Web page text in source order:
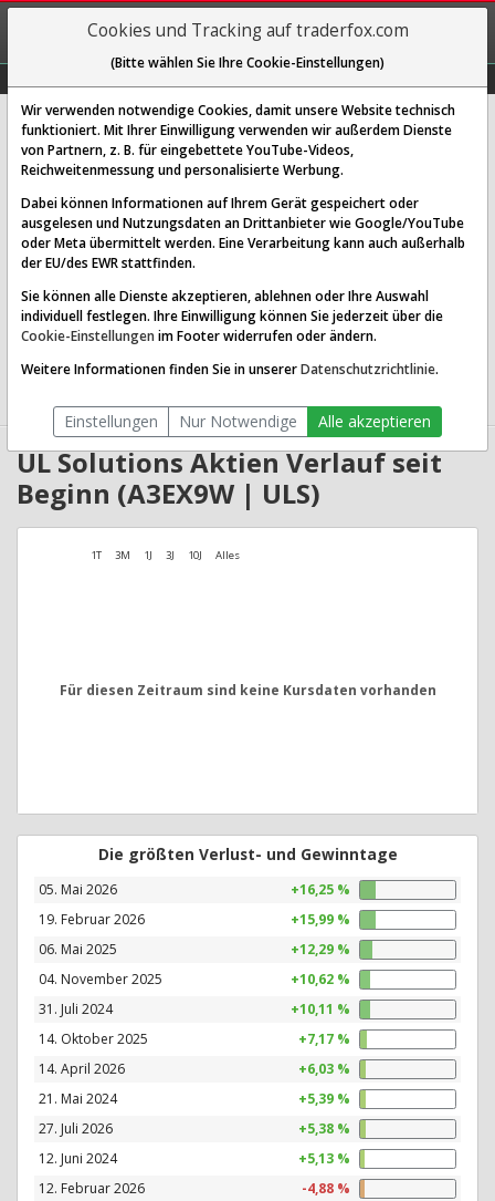
REGIS-
TRIEREN
UL Solutions
[ULS | WKN A3EX9W | ISIN US9037311076]
78,276 $ 1,84 %
Echtzeit-Aktienkurs 07.08.2026 19:59 Uhr
BID:78,089 $
Website:
Sektor:
Industrials / Specialty Business Services
15.52 Mrd. USD
Anzahl
201,898,176
UL Solutions Aktien Verlauf seit
Beginn (A3EX9W | ULS)
1T 3M 1J 3J 10J Alles
Für diesen Zeitraum sind keine Kursdaten vorhanden
Die größten Verlust- und Gewinntage
05. Mai 2026
+16,25 %
19. Februar 2026
+15,99 %
06. Mai 2025
+12,29 %
04. November 2025
+10,62 %
31. Juli 2024
+10,11 %
14. Oktober 2025
+7,17 %
14. April 2026
+6,03 %
21. Mai 2024
+5,39 %
27. Juli 2026
+5,38 %
12. Juni 2024
+5,13 %
12. Februar 2026
-4,88 %
Cookies und Tracking auf traderfox.com
(Bitte wählen Sie Ihre Cookie-Einstellungen)
Wir verwenden notwendige Cookies, damit unsere Website technisch
funktioniert. Mit Ihrer Einwilligung verwenden wir außerdem Dienste
von Partnern, z. B. für eingebettete YouTube-Videos,
Reichweitenmessung und personalisierte Werbung.
Dabei können Informationen auf Ihrem Gerät gespeichert oder
ausgelesen und Nutzungsdaten an Drittanbieter wie Google/YouTube
oder Meta übermittelt werden. Eine Verarbeitung kann auch außerhalb
der EU/des EWR stattfinden.
Sie können alle Dienste akzeptieren, ablehnen oder Ihre Auswahl
individuell festlegen. Ihre Einwilligung können Sie jederzeit über die
Cookie-Einstellungen im Footer widerrufen oder ändern.
Weitere Informationen finden Sie in unsererDatenschutzrichtlinie.
Einstellungen Nur Notwendige Alle akzeptieren